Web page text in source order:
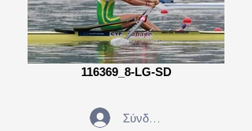
116369_8-LG-SD
Σύνδεση